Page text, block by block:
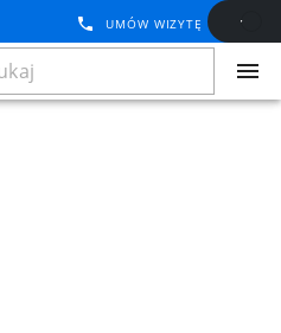
UMÓW WIZYTĘ